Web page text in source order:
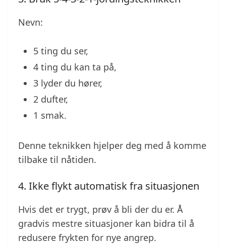
Nevn:
5 ting du ser,
4 ting du kan ta på,
3 lyder du hører,
2 dufter,
1 smak.
Denne teknikken hjelper deg med å komme
tilbake til nåtiden.
4. Ikke flykt automatisk fra situasjonen
Hvis det er trygt, prøv å bli der du er. Å
gradvis mestre situasjoner kan bidra til å
redusere frykten for nye angrep.